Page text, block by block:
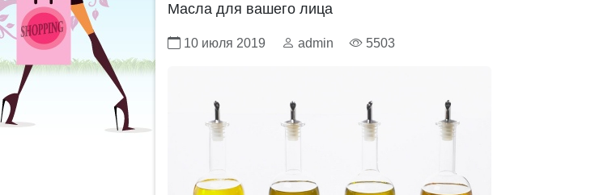
Масла для вашего лица
10 июля 2019 admin 5503